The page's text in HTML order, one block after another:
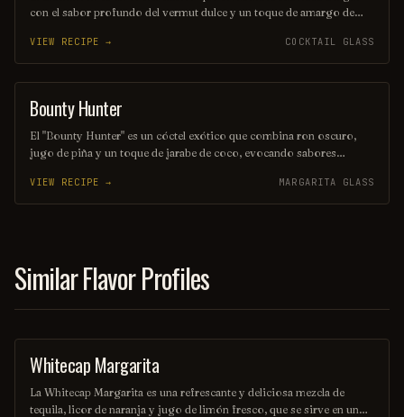
con el sabor profundo del vermut dulce y un toque de amargo de
equilibrado, lo convierten en una opción perfecta para quienes
buscan una bebida elegante y sofisticada. Ideal para disfrutar en una
noche especial o como aperitivo antes de una cena.
VIEW RECIPE → COCKTAIL GLASS
COCKTAIL
Bounty Hunter
El "Bounty Hunter" es un cóctel exótico que combina ron oscuro,
jugo de piña y un toque de jarabe de coco, evocando sabores
rodaja de piña y una cereza, este trago es perfecto para aquellos que
buscan una aventura refrescante en cada sorbo. Ideal para disfrutar
VIEW RECIPE → MARGARITA GLASS
Similar Flavor Profiles
OTHER / UNKNOWN
Whitecap Margarita
La Whitecap Margarita es una refrescante y deliciosa mezcla de
tequila, licor de naranja y jugo de limón fresco, que se sirve en un